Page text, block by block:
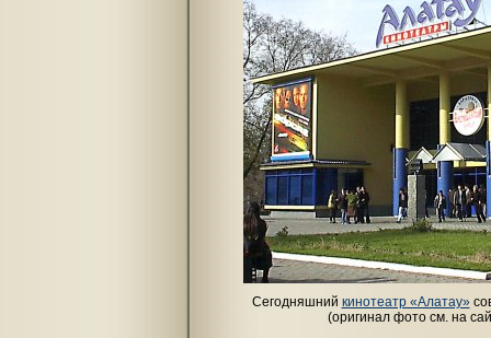
Сегодняшний кинотеатр «Алатау»
(оригинал фото см. на